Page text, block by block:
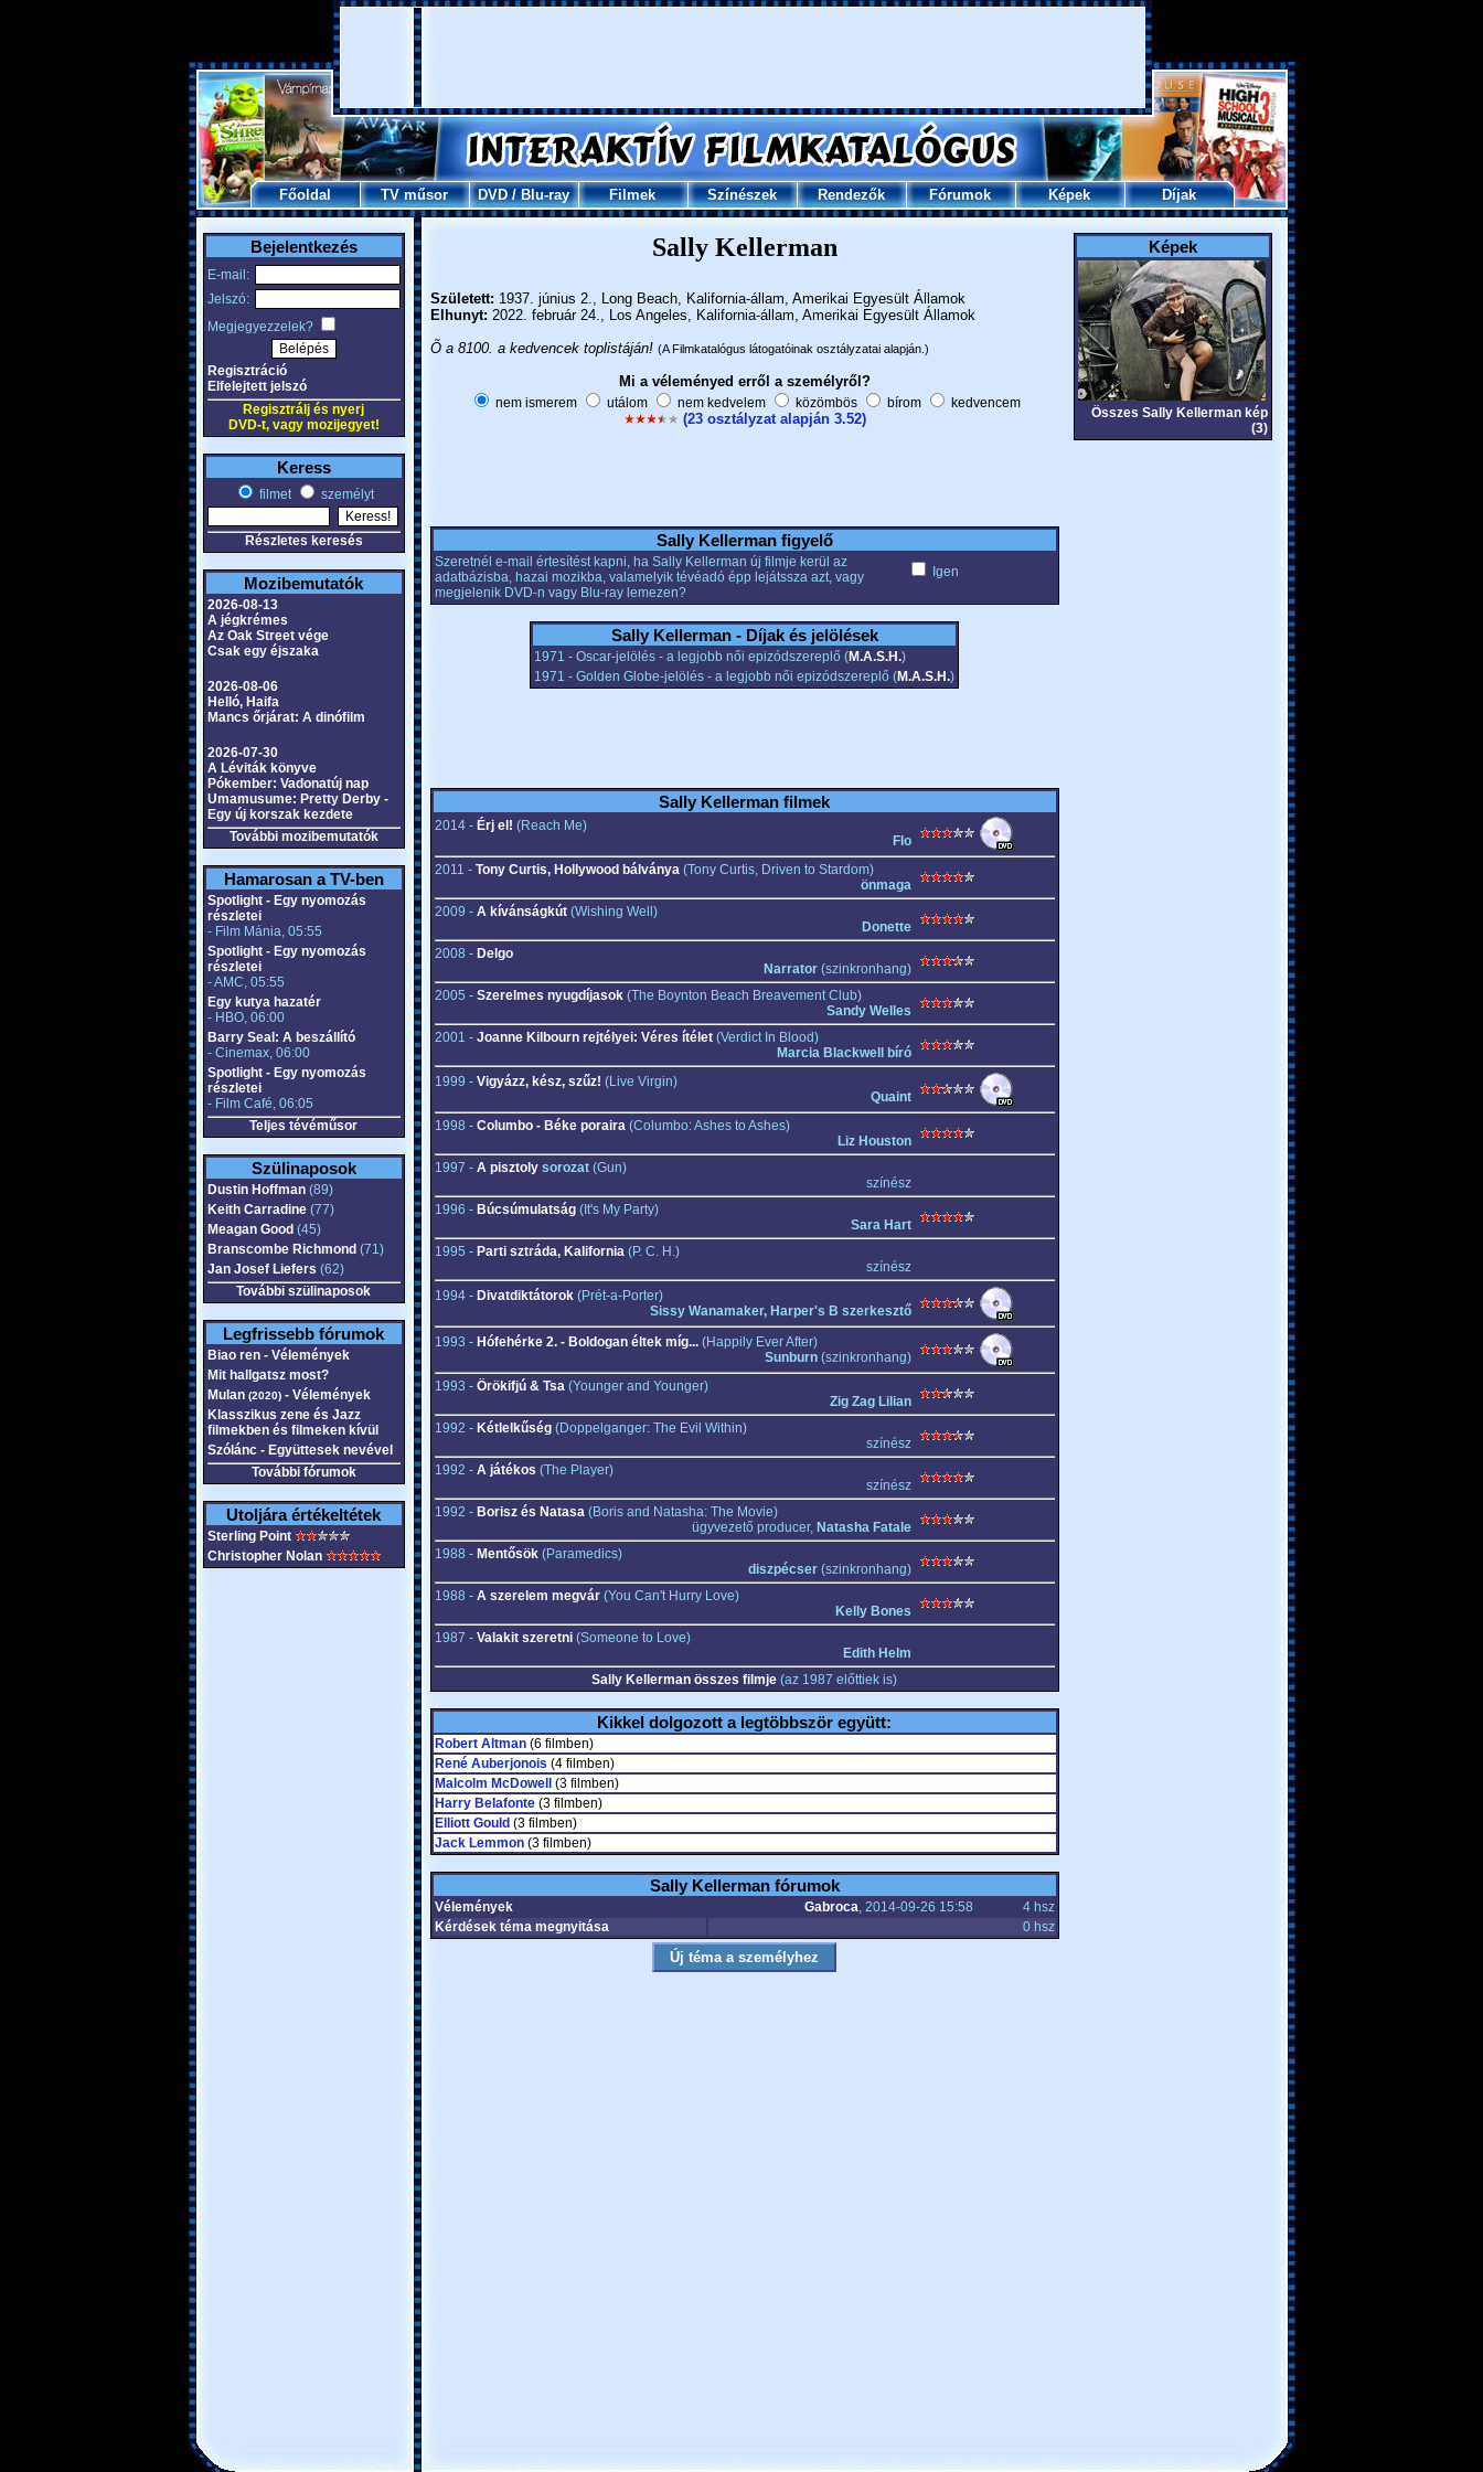
Főoldal TV műsor DVD/Blu-ray Filmek Színészek Rendezők Fórumok Képek Díjak
Bejelentkezés
E-mail:
Jelszó:
Megjegyezzelek?
Regisztráció
Elfelejtett jelszó
Regisztrálj és nyerj
DVD-t, vagy mozijegyet!
Keress
filmet személyt
Részletes keresés
Mozibemutatók
2026-08-13
A jégkrémes
Az Oak Street vége
Csak egy éjszaka
2026-08-06
Helló, Haifa
Mancs őrjárat: A dinófilm
2026-07-30
A Léviták könyve
Pókember: Vadonatúj nap
Umamusume: Pretty Derby -
Egy új korszak kezdete
További mozibemutatók
Hamarosan a TV-ben
Spotlight - Egy nyomozás
részletei
- Film Mánia, 05:55
Spotlight - Egy nyomozás
részletei
- AMC, 05:55
Egy kutya hazatér
- HBO, 06:00
Barry Seal: A beszállító
- Cinemax, 06:00
Spotlight - Egy nyomozás
részletei
- Film Café, 06:05
Teljes tévéműsor
Szülinaposok
Dustin Hoffman(89)
Keith Carradine(77)
Meagan Good (45)
Branscombe Richmond (71)
Jan Josef Liefers (62)
További szülinaposok
Legfrissebb fórumok
Biao ren - Vélemények
Mit hallgatsz most?
Mulan (2020)- Vélemények
Klasszikus zene és Jazz
filmekben és filmeken kívül
Szólánc - Együttesek nevével
További fórumok
Utoljára értékeltétek
Sterling Point
Christopher Nolan
Sally Kellerman
Született: 1937. június 2., Long Beach, Kalifornia-állam, Amerikai Egyesült Államok
Elhunyt: 2022. február 24., Los Angeles, Kalifornia-állam, Amerikai Egyesült Államok
Õ a 8100. a kedvencek toplistáján! (A Filmkatalógus látogatóinak osztályzatai alapján.)
Mi a véleményed erről a személyről?
nem ismerem utálom nem kedvelem közömbös bírom kedvencem
(23 osztályzat alapján 3.52)
Sally Kellerman figyelő
Szeretnél e-mail értesítést kapni, ha Sally Kellerman új filmje kerül az
adatbázisba, hazai mozikba, valamelyik tévéadó épp lejátssza azt, vagy
megjelenik DVD-n vagy Blu-ray lemezen?
Igen
Sally Kellerman - Díjak és jelölések
1971 - Oscar-jelölés - a legjobb női epizódszereplő (M.A.S.H.)
1971 - Golden Globe-jelölés - a legjobb női epizódszereplő (M.A.S.H.)
Sally Kellerman filmek
2014 - Érj el! (Reach Me)
Flo
2011 - Tony Curtis, Hollywood bálványa(Tony Curtis, Driven to Stardom)
önmaga
2009 - A kívánságkút(Wishing Well)
Donette
2008 - Delgo
Narrator(szinkronhang)
2005 - Szerelmes nyugdíjasok(The Boynton Beach Breavement Club)
Sandy Welles
2001 - Joanne Kilbourn rejtélyei: Véres ítélet(Verdict In Blood)
Marcia Blackwell bíró
1999 - Vigyázz, kész, szűz! (Live Virgin)
Quaint
1998 - Columbo - Béke poraira(Columbo: Ashes to Ashes)
Liz Houston
1997 - A pisztoly sorozat(Gun)
színész
1996 - Búcsúmulatság(It's My Party)
Sara Hart
1995 - Parti sztráda, Kalifornia(P. C. H.)
színész
1994 - Divatdiktátorok(Prét-a-Porter)
Sissy Wanamaker, Harper's B szerkesztő
1993 - Hófehérke 2. - Boldogan éltek míg...(Happily Ever After)
Sunburn(szinkronhang)
1993 - Örökifjú & Tsa(Younger and Younger)
Zig Zag Lilian
1992 - Kétlelkűség(Doppelganger: The Evil Within)
színész
1992 - A játékos (The Player)
színész
1992 - Borisz és Natasa(Boris and Natasha: The Movie)
ügyvezető producer, Natasha Fatale
1988 - Mentősök(Paramedics)
diszpécser(szinkronhang)
1988 - A szerelem megvár(You Can't Hurry Love)
Kelly Bones
1987 - Valakit szeretni(Someone to Love)
Edith Helm
Sally Kellerman összes filmje (az 1987 előttiek is)
Kikkel dolgozott a legtöbbször együtt:
Robert Altman(6 filmben)
René Auberjonois (4 filmben)
Malcolm McDowell
(3 filmben)
Harry Belafonte(3 filmben)
Elliott Gould (3 filmben)
Jack Lemmon(3 filmben)
Sally Kellerman fórumok
Vélemények Gabroca, 2014-09-26 15:58
4 hsz
Kérdések téma megnyitása
0 hsz
Képek
Összes Sally Kellerman kép
(3)